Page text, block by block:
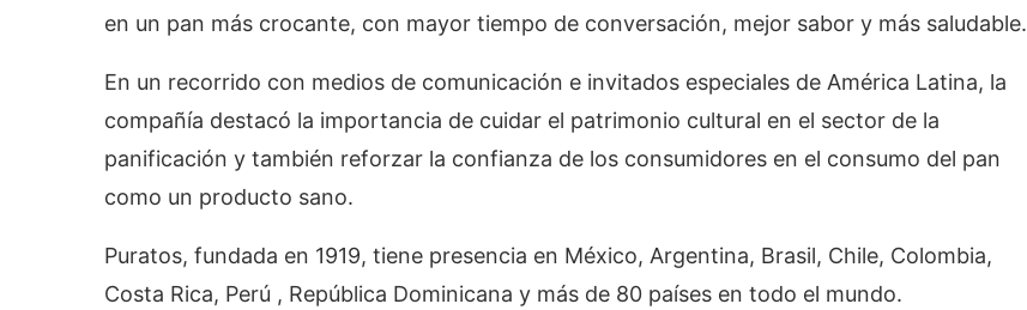
en un pan más crocante, con mayor tiempo de conversación, mejor sabor y más saludable.
En un recorrido con medios de comunicación e invitados especiales de América Latina, la
compañía destacó la importancia de cuidar el patrimonio cultural en el sector de la
panificación y también reforzar la confianza de los consumidores en el consumo del pan
como un producto sano.
Puratos, fundada en 1919, tiene presencia en México, Argentina, Brasil, Chile, Colombia,
Costa Rica, Perú , República Dominicana y más de 80 países en todo el mundo.